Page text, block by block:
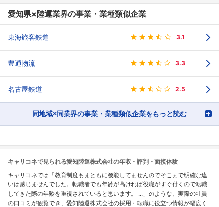
愛知県×陸運業界の事業・業種類似企業
東海旅客鉄道 3.1
豊通物流 3.3
名古屋鉄道 2.5
同地域×同業界の事業・業種類似企業をもっと読む
キャリコネで見られる愛知陸運株式会社の年収・評判・面接体験
キャリコネでは「教育制度もまともに機能してませんのでそこまで明確な違
いは感じませんでした。転職者でも年齢が高ければ役職がすぐ付くので転職
してきた際の年齢を重視されていると思います。 ...」のような、実際の社員
の口コミが観覧でき、愛知陸運株式会社の採用・転職に役立つ情報が幅広く